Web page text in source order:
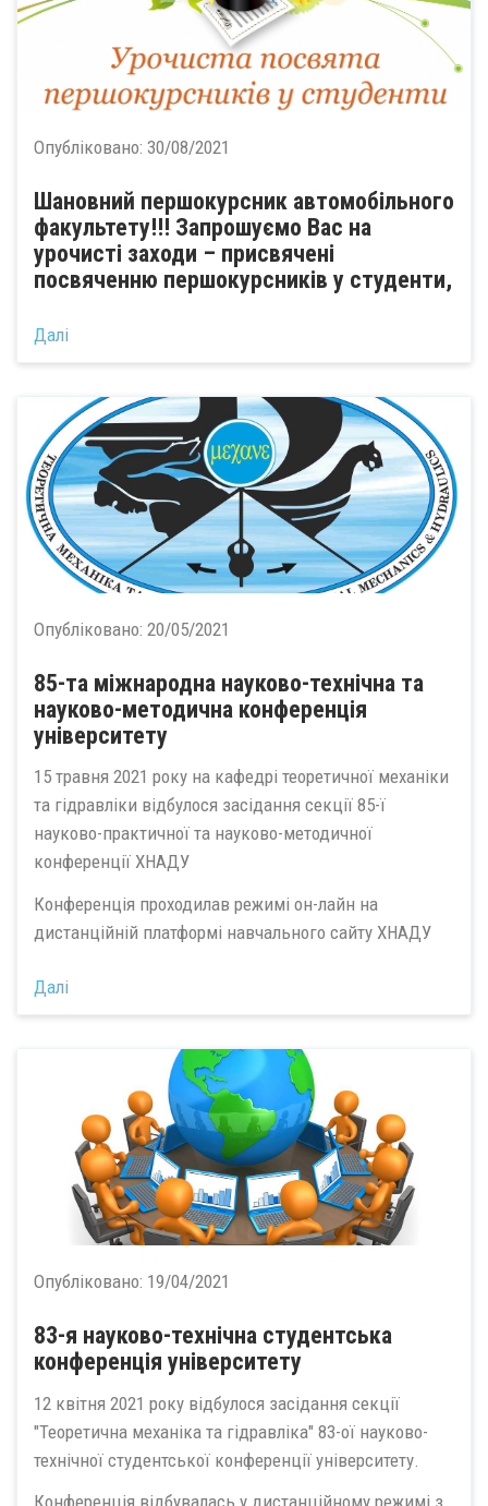
Опубліковано: 30/08/2021
Шановний першокурсник автомобільного
факультету!!! Запрошуємо Вас на
урочисті заходи – присвячені
посвяченню першокурсників у студенти,
Далі
Опубліковано: 20/05/2021
85-та міжнародна науково-технічна та
науково-методична конференція
університету
15 травня 2021 року на кафедрі теоретичної механіки
та гідравліки відбулося засідання секції 85-ї
науково-практичної та науково-методичної
конференції ХНАДУ
Конференція проходилав режимі он-лайн на
дистанційній платформі навчального сайту ХНАДУ
Далі
Опубліковано: 19/04/2021
83-я науково-технічна студентська
конференція університету
12 квітня 2021 року відбулося засідання секції
"Теоретична механіка та гідравліка" 83-ої науково-
технічної студентської конференції університету.